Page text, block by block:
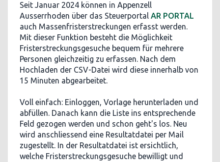
Seit Januar 2024 können in Appenzell
Ausserrhoden über das Steuerportal AR PORTAL
auch Massenfristerstreckungen erfasst werden.
Mit dieser Funktion besteht die Möglichkeit
Fristerstreckungsgesuche bequem für mehrere
Personen gleichzeitig zu erfassen. Nach dem
Hochladen der CSV-Datei wird diese innerhalb von
15 Minuten abgearbeitet.
Voll einfach: Einloggen, Vorlage herunterladen und
abfüllen. Danach kann die Liste ins entsprechende
Feld gezogen werden und schon geht's los. Neu
wird anschliessend eine Resultatdatei per Mail
zugestellt. In der Resultatdatei ist ersichtlich,
welche Fristerstreckungsgesuche bewilligt und